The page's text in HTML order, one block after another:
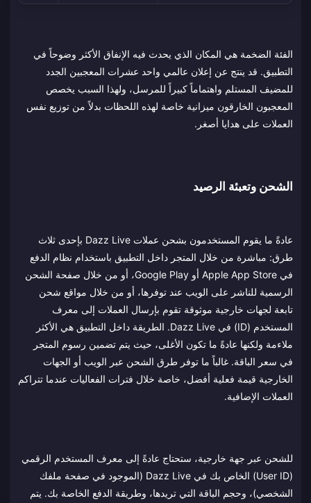
الفئة الضخمة هي المكان الذي يحدث فيه الإنفاق الأكثر وضوحاً في
التطبيق. قد ينتج عن إعلان عالمي واحد عشرات المعجبين الجدد
للمضيف المستلم واهتماماً كبيراً للمرسل، ولهذا السبب يخصص
المعجبون الخارقون ميزانية خاصة لهذه اللحظات بدلاً من توزيع نفس
العملات على هدايا أصغر.
الشحن وتعبئة الرصيد
عادةً ما يقوم المستخدمون بشحن عملات Dazz Live بإحدى ثلاث
طرق: مباشرة من خلال المتجر داخل التطبيق باستخدام نظام الدفع
في Apple App Store أو Google Play، أو من خلال صفحة الشحن
الرسمية للناشر على الويب عند توفرها، أو من خلال مواقع شحن
تابعة لجهات خارجية موثوقة تقوم بإرسال العملات إلى معرف
المستخدم (ID) في Dazz Live. الطريقة داخل التطبيق هي الأكثر
ملاءمة ولكنها عادةً ما تكون الأغلى، حيث يتم تضمين رسوم المتجر
في سعر الباقة. غالباً ما توفر طرق الشحن عبر الويب أو الجهات
الخارجية قيمة فعلية أفضل، خاصة خلال فترات الفعاليات عندما تتراكم
العملات الإضافية.
للشحن عبر جهة خارجية، ستحتاج عادةً إلى معرف المستخدم الرقمي
(User ID) الخاص بك في Dazz Live (الموجود في صفحة ملفك
الشخصي)، وحجم الباقة التي تريدها، وطريقة الدفع الخاصة بك. يتم